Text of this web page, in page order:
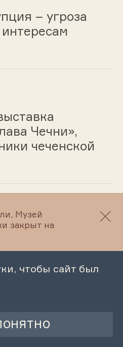
– угроза
Чечни»,
чеченской
и
Успехи
Музей
закрыт на
чтобы сайт был